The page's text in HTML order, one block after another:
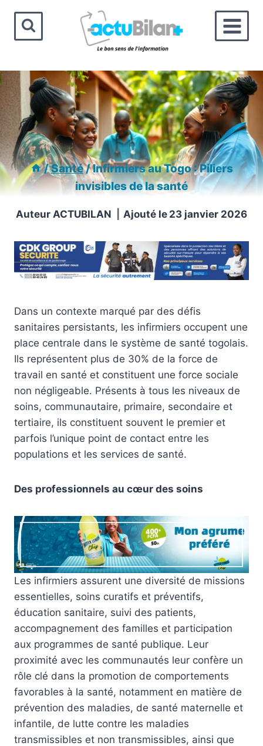
contenu
/Santé/Infirmiers au Togo : Piliers
invisibles de la santé
Auteur ACTUBILAN Ajouté le 23 janvier 2026
Dans un contexte marqué par des défis
sanitaires persistants, les infirmiers occupent une
place centrale dans le système de santé togolais.
Ils représentent plus de 30% de la force de
travail en santé et constituent une force sociale
non négligeable. Présents à tous les niveaux de
soins, communautaire, primaire, secondaire et
tertiaire, ils constituent souvent le premier et
parfois l’unique point de contact entre les
populations et les services de santé.
Des professionnels au cœur des soins
Les infirmiers assurent une diversité de missions
essentielles, soins curatifs et préventifs,
éducation sanitaire, suivi des patients,
accompagnement des familles et participation
aux programmes de santé publique. Leur
proximité avec les communautés leur confère un
rôle clé dans la promotion de comportements
favorables à la santé, notamment en matière de
prévention des maladies, de santé maternelle et
infantile, de lutte contre les maladies
transmissibles et non transmissibles, ainsi que